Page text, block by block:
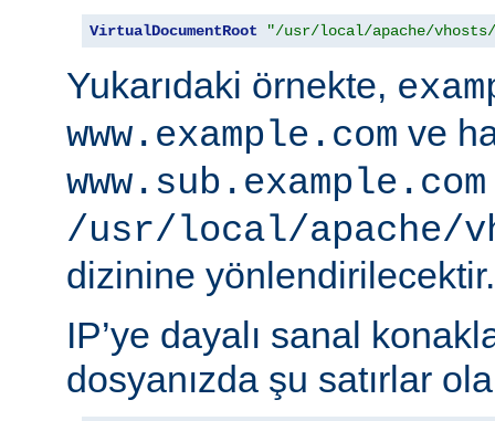
VirtualDocumentRoot "/usr/local/apache/vhosts/
Yukarıdaki örnekte,
www.example.com ve
www.sub.example.com
/usr/local/apache/
dizinine yönlendirilecektir.
IP’ye dayalı sanal
dosyanızda şu satırlar